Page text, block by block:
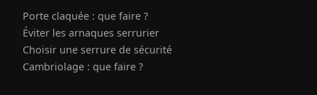
Porte claquée : que faire ?
Éviter les arnaques serrurier
Choisir une serrure de sécurité
Cambriolage : que faire ?